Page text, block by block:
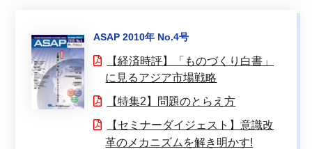
ASAP 2010年 No.4号
【経済時評】「ものづくり白書」
に見るアジア市場戦略
【特集2】問題のとらえ方
【セミナーダイジェスト】意識改
革のメカニズムを解き明かす!